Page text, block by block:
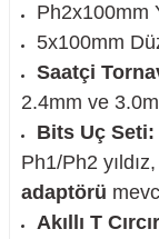
ve Lehim Teli
Ph2x100mm
5x100mm
Saatçi
2.4mm ve
Bits Uç Seti:
Ph1/Ph2
adaptörü
Akıllı T